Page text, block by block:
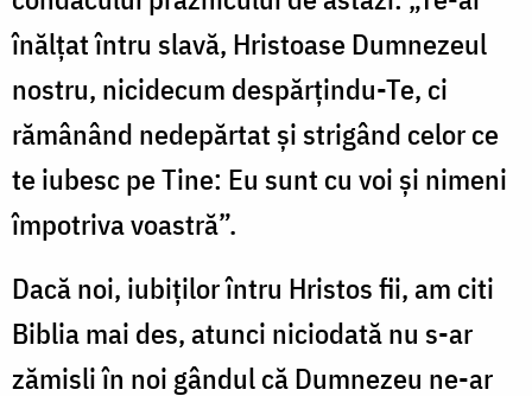
înălţat întru slavă, Hristoase Dumnezeul
nostru, nicidecum despărţindu-Te, ci
rămânând nedepărtat şi strigând celor ce
te iubesc pe Tine: Eu sunt cu voi şi nimeni
împotriva voastră”.
Dacă noi, iubiţilor întru Hristos fii, am citi
Biblia mai des, atunci niciodată nu s-ar
zămisli în noi gândul că Dumnezeu ne-ar